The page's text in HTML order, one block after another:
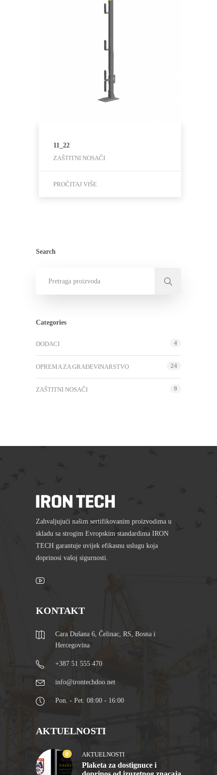
11_22
ZAŠTITNI NOSAČI
PROČITAJ VIŠE
Search
Categories
DODACI 4
OPREMA ZA GRAĐEVINARSTVO 24
ZAŠTITNI NOSAČI 9
Zahvaljujući našim sertifikovanim proizvodima u
skladu sa strogim Evropskim standardima IRON
TECH garantuje uvijek efikasnu uslugu koja
doprinosi vašoj sigurnosti.
KONTAKT
Cara Dušana 6, Čelinac, RS, Bosna i
Hercegovina
+387 51 555 470
info@irontechdoo.net
Pon. - Pet. 08:00 - 16:00
AKTUELNOSTI
0 AKTUELNOSTI
Plaketa za dostignuce i